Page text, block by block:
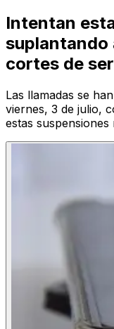
Intentan
suplantando
cortes de
Las llamadas se
viernes, 3 de julio,
estas